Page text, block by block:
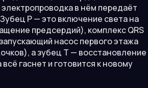
в нём передаёт
P — это включение света на
предсердий), комплекс QRS
насос первого этажа
а зубец T — восстановление
гаснет и готовится к новому